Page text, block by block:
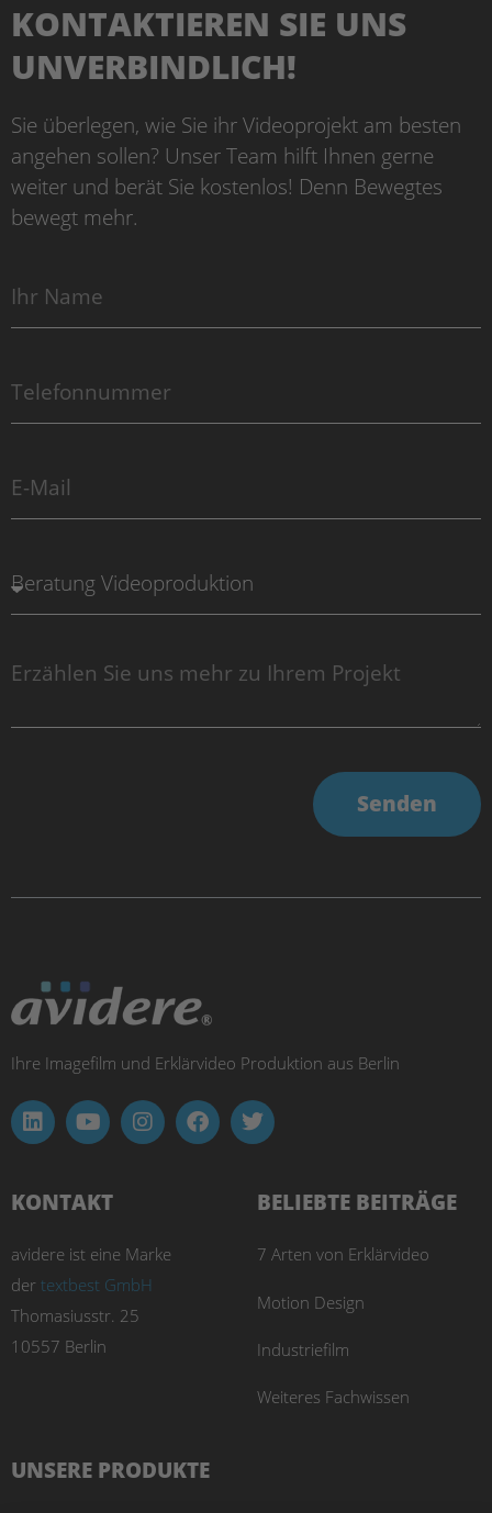
KONTAKTIEREN SIE UNS
UNVERBINDLICH!
Sie überlegen, wie Sie ihr Videoprojekt am besten
angehen sollen? Unser Team hilft Ihnen gerne
weiter und berät Sie kostenlos! Denn Bewegtes
bewegt mehr.
Senden
Ihre Imagefilm und Erklärvideo Produktion aus Berlin
KONTAKT
avidere ist eine Marke
der textbest GmbH
Thomasiusstr. 25
10557 Berlin
BELIEBTE BEITRÄGE
7 Arten von Erklärvideo
Motion Design
Industriefilm
Weiteres Fachwissen
UNSERE PRODUKTE